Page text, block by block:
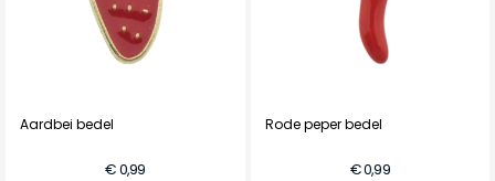
Aardbei bedel
€ 0,99
Rode peper bedel
€ 0,99